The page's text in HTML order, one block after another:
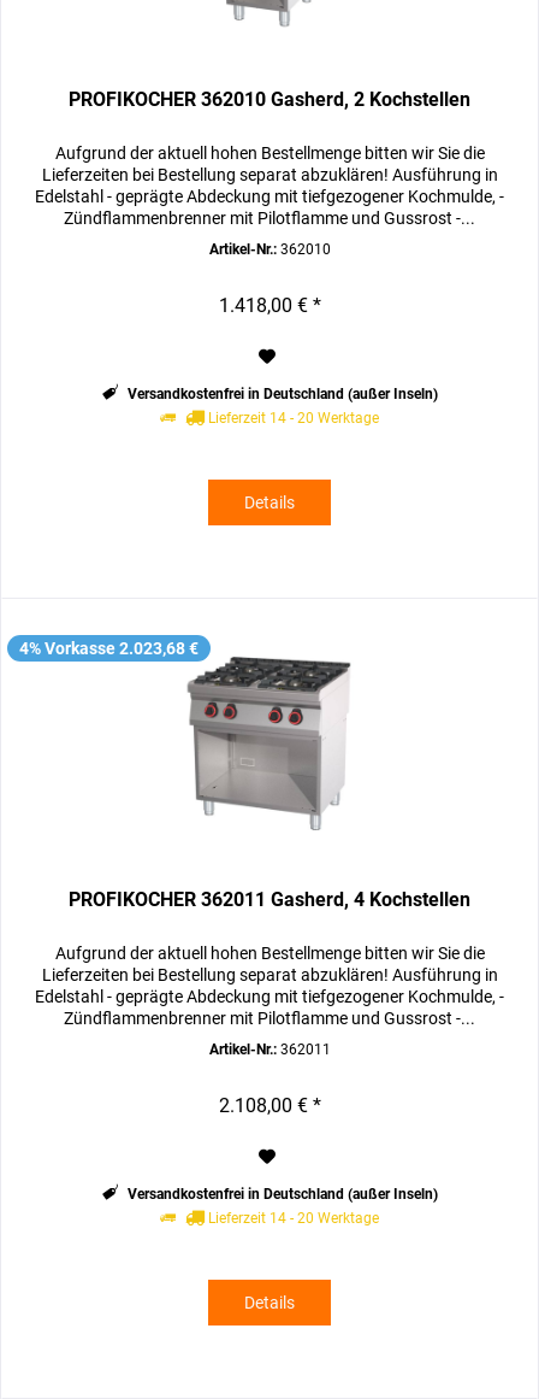
PROFIKOCHER 362010 Gasherd, 2 Kochstellen
Aufgrund der aktuell hohen Bestellmenge bitten wir Sie die
Lieferzeiten bei Bestellung separat abzuklären! Ausführung in
Edelstahl - geprägte Abdeckung mit tiefgezogener Kochmulde, -
Zündflammenbrenner mit Pilotflamme und Gussrost -...
Artikel-Nr.:362010
1.418,00 € *
Versandkostenfrei in Deutschland (außer Inseln)
Lieferzeit 14 - 20 Werktage
Details
4% Vorkasse 2.023,68 €
PROFIKOCHER 362011 Gasherd, 4 Kochstellen
Aufgrund der aktuell hohen Bestellmenge bitten wir Sie die
Lieferzeiten bei Bestellung separat abzuklären! Ausführung in
Edelstahl - geprägte Abdeckung mit tiefgezogener Kochmulde, -
Zündflammenbrenner mit Pilotflamme und Gussrost -...
Artikel-Nr.:362011
2.108,00 € *
Versandkostenfrei in Deutschland (außer Inseln)
Lieferzeit 14 - 20 Werktage
Details